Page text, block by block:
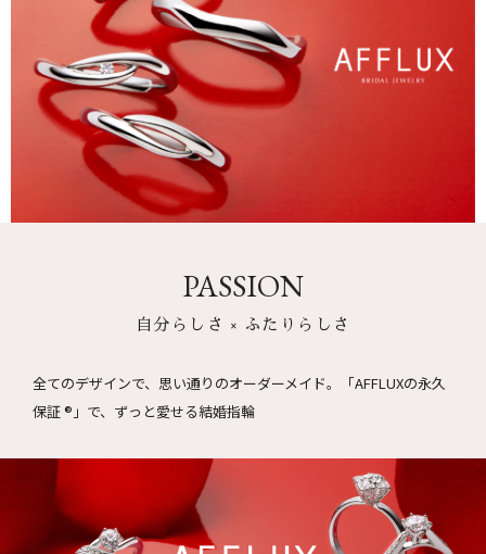
PASSION
自分らしさ × ふたりらしさ
全てのデザインで、思い通りのオーダーメイド。
「AFFLUXの永久
保証 ®」で、ずっと愛せる結婚指輪